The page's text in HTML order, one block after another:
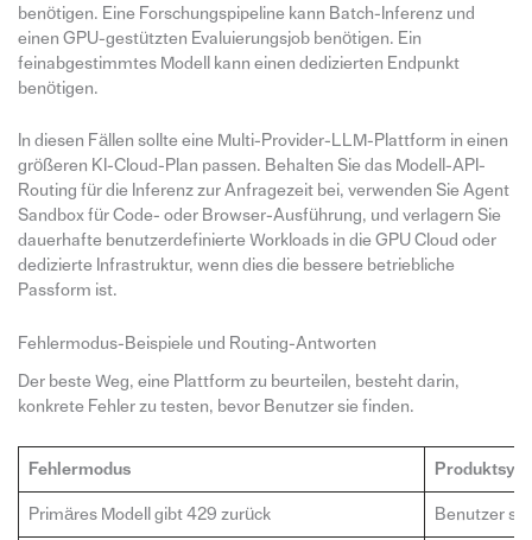
benötigen. Eine Forschungspipeline kann Batch-Inferenz und
einen GPU-gestützten Evaluierungsjob benötigen. Ein
feinabgestimmtes Modell kann einen dedizierten Endpunkt
benötigen.
In diesen Fällen sollte eine Multi-Provider-LLM-Plattform in einen
größeren KI-Cloud-Plan passen. Behalten Sie das Modell-API-
Routing für die Inferenz zur Anfragezeit bei, verwenden Sie Agent
Sandbox für Code- oder Browser-Ausführung, und verlagern Sie
dauerhafte benutzerdefinierte Workloads in die GPU Cloud oder
dedizierte Infrastruktur, wenn dies die bessere betriebliche
Passform ist.
Fehlermodus-Beispiele und Routing-Antworten
Der beste Weg, eine Plattform zu beurteilen, besteht darin,
konkrete Fehler zu testen, bevor Benutzer sie finden.
Fehlermodus
Primäres Modell gibt 429 zurück Benutzer